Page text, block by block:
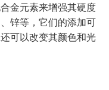
金元素来增强其硬度
锌等，它们的添加可
可以改变其颜色和光